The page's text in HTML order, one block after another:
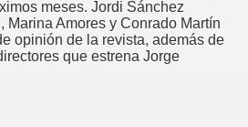
meses. Jordi Sánchez
Marina Amores y Conrado Martín
opinión de la revista, además de
que estrena Jorge